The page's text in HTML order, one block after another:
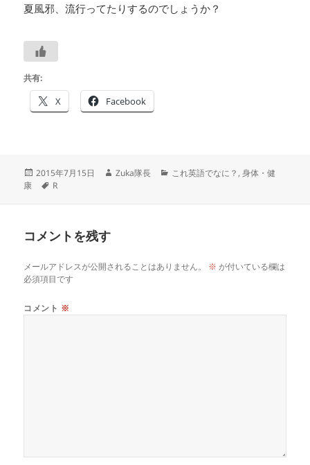
夏風邪、流行ってたりするのでしょうか？
共有:
X Facebook
投
稿
2015年7月15日
作
Zuka隊長
カ
これ英語でなに？ ,身体・健
康
タ
R
コメントを残す
メールアドレスが公開されることはありません。 ※ が付いている欄は
必須項目です
コメント ※